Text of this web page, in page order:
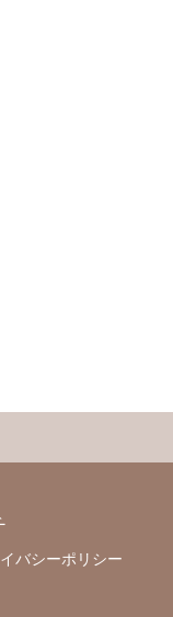
バシーポリシー